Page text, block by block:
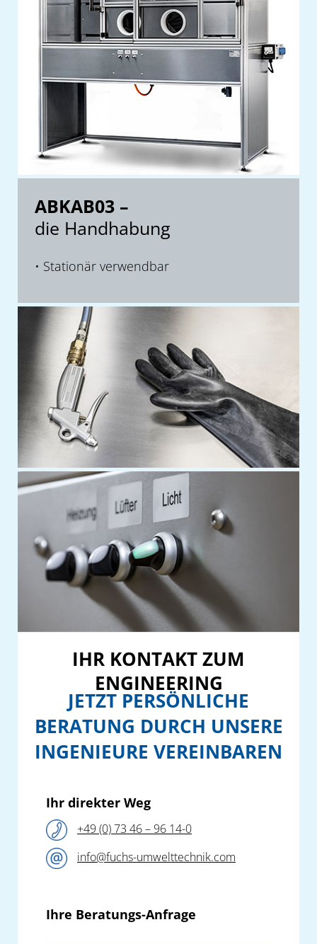
ABKAB03 –
die Handhabung
Stationär verwendbar
IHR KONTAKT ZUM
ENGINEERING
JETZT PERSÖNLICHE
BERATUNG DURCH UNSERE
INGENIEURE VEREINBAREN
Ihr direkter Weg
+49 (0) 73 46 – 96 14-0
info@fuchs-umwelttechnik.com
Ihre Beratungs-Anfrage